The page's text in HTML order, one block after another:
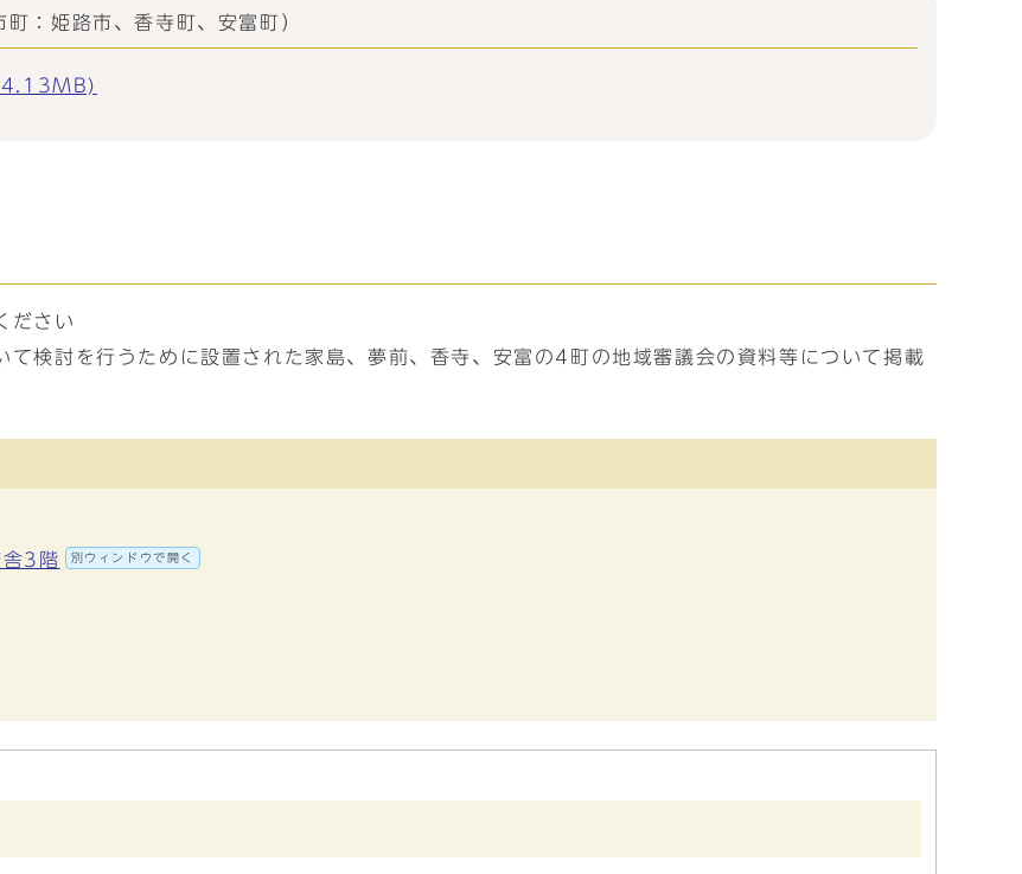
：姫路市、香寺町、安富町）
4.13MB)
ださい
検討を行うために設置された家島、夢前、香寺、安富の4町の地域審議会の資料等について掲載
3階 別ウィンドウで開く